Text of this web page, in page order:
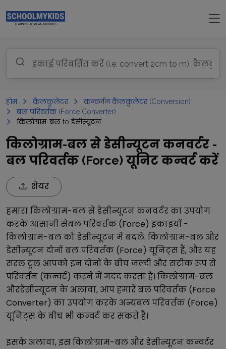
होम कैलकुलेटर
कन्वर्जन कैलकुलेटर (Conversion)
बल परिवर्तक (Force Converter)
किलोग्राम-बल to डेसीन्यूटन
किलोग्राम-बल से डेसीन्यूटन कनवर्टर -
बल परिवर्तक (Force) यूनिट कन्वर्ट करें
शेयर
हमाराकिलोग्राम-बलसेडेसीन्यूटनकनवर्टर का उपयोग
करके आसानी सेबल परिवर्तक (Force) इकाइयों -
किलोग्राम-बलकोडेसीन्यूटनमें बदलें. किलोग्राम-बल और
डेसीन्यूटनदोनोंबल परिवर्तक (Force) यूनिट्स हैं, और यह
सरल टूल आपको इन दोनों के बीच जल्दी और सटीक रूप से
परिवर्तन (कन्वर्ट) करने में मदद करता है। किलोग्राम-बल
औरडेसीन्यूटनके अलावा, आप हमारेबल परिवर्तक (Force
Converter) का उपयोग करके अन्यबल परिवर्तक (Force)
यूनिट्स के बीच भी कन्वर्ट कर सकते हैं।
इसके अलावा, इसकिलोग्राम-बल औरडेसीन्यूटनकन्वर्टर